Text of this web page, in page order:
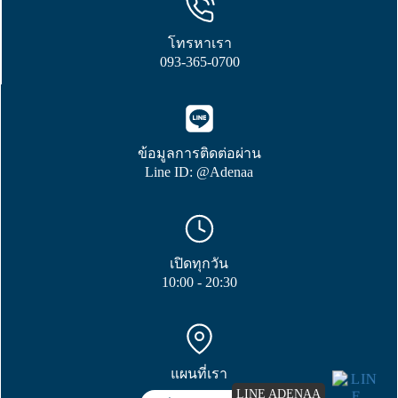
โทรหาเรา
093-365-0700
ข้อมูลการติดต่อผ่าน
Line ID: @Adenaa
เปิดทุกวัน
10:00 - 20:30
แผนที่เรา
LINE ADENAA